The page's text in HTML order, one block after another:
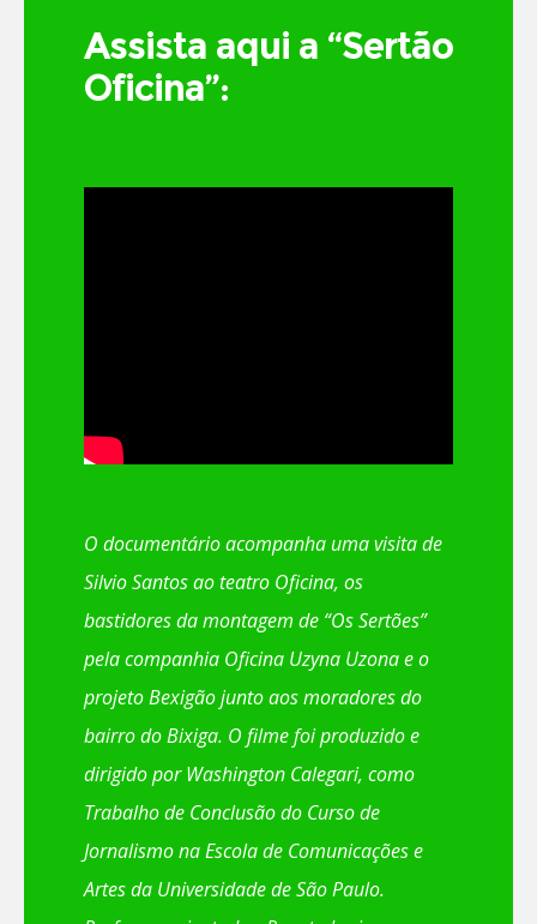
Assista aqui a “Sertão
Oficina”:
O documentário acompanha uma visita de
Silvio Santos ao teatro Oficina, os
bastidores da montagem de “Os Sertões”
pela companhia Oficina Uzyna Uzona e o
projeto Bexigão junto aos moradores do
bairro do Bixiga. O filme foi produzido e
dirigido por Washington Calegari, como
Trabalho de Conclusão do Curso de
Jornalismo na Escola de Comunicações e
Artes da Universidade de São Paulo.